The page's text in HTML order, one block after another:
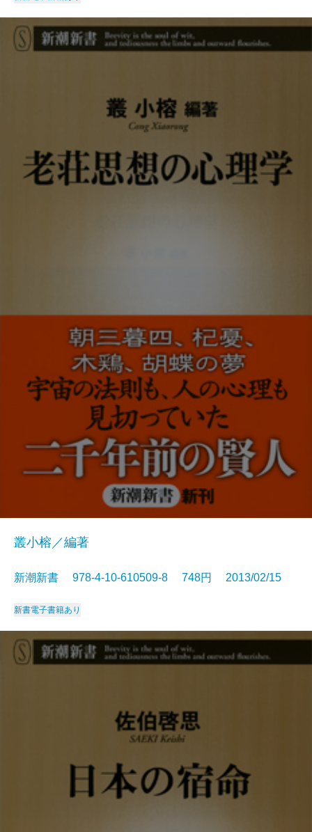
叢小榕／編著
新潮新書 978-4-10-610509-8 748円 2013/02/15
新書電子書籍あり